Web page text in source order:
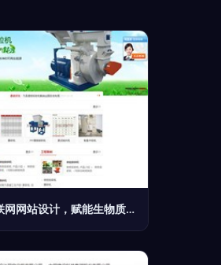
企汇网 以专业技术深耕互联网网站设计，赋能生物质能技术服务升级